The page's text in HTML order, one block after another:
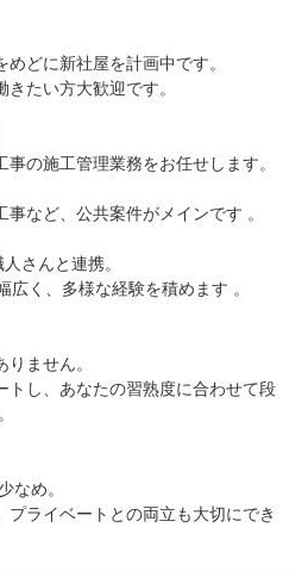
どに新社屋を計画中です。
たい方大歓迎です。
の施工管理業務をお任せします。
など、公共案件がメインです 。
さんと連携。
く、多様な経験を積めます 。
ません。
トし、あなたの習熟度に合わせて段
なめ。
ライベートとの両立も大切にでき